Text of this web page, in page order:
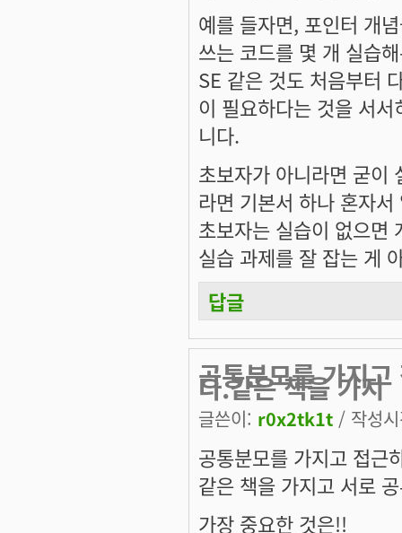
예를 들자면, 포인터 개
쓰는 코드를 몇 개 실습
SE 같은 것도 처음부터
이 필요하다는 것을 서
니다.
초보자가 아니라면 굳이
라면 기본서 하나 혼자
초보자는 실습이 없으면
실습 과제를 잘 잡는 게
답글
공통분모를 가지
다.같은 책을 가지
글쓴이: r0x2tk1t / 작성
공통분모를 가지고 접근
같은 책을 가지고 서로
가장 중요한 것은!!